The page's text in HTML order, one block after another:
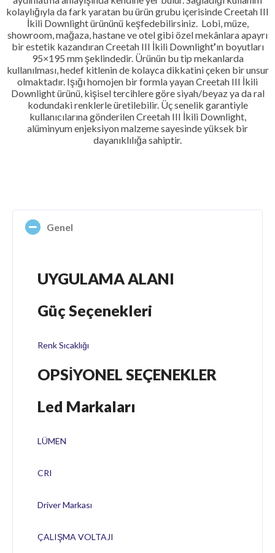
kolaylığıyla da fark yaratan bu ürün grubu içerisinde Creetah III
İkili Downlightürününü keşfedebilirsiniz. Lobi, müze,
showroom, mağaza, hastane ve otel gibi özel mekânlara apayrı
bir estetik kazandıran Creetah III İkili Downlight’ın boyutları
95×195 mm şeklindedir. Ürünün bu tip mekanlarda
kullanılması, hedef kitlenin de kolayca dikkatini çeken bir unsur
olmaktadır. Işığı homojen bir formla yayan Creetah III İkili
Downlight ürünü, kişisel tercihlere göre siyah/beyaz ya da ral
kodundaki renklerle üretilebilir. Üç senelik garantiyle
kullanıcılarına gönderilen Creetah III İkili Downlight,
alüminyum enjeksiyon malzeme sayesinde yüksek bir
dayanıklılığa sahiptir.
Genel
UYGULAMA ALANI
Güç Seçenekleri
Renk Sıcaklığı
OPSİYONEL SEÇENEKLER
Led Markaları
LÜMEN
CRI
Driver Markası
ÇALIŞMA VOLTAJI